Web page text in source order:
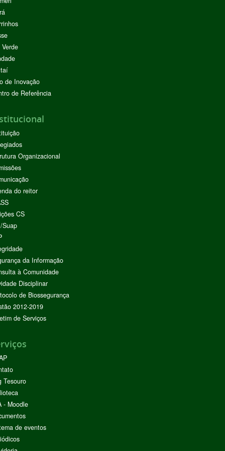
de Inovação
de Referência
Organizacional
do reitor
CS
Suap
da Informação
à Comunidade
Disciplinar
de Biossegurança
2012-2019
de Serviços
Tesouro
- Moodle
de eventos